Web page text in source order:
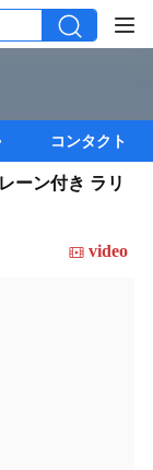
コンタクト
ーン付き ラリ
video